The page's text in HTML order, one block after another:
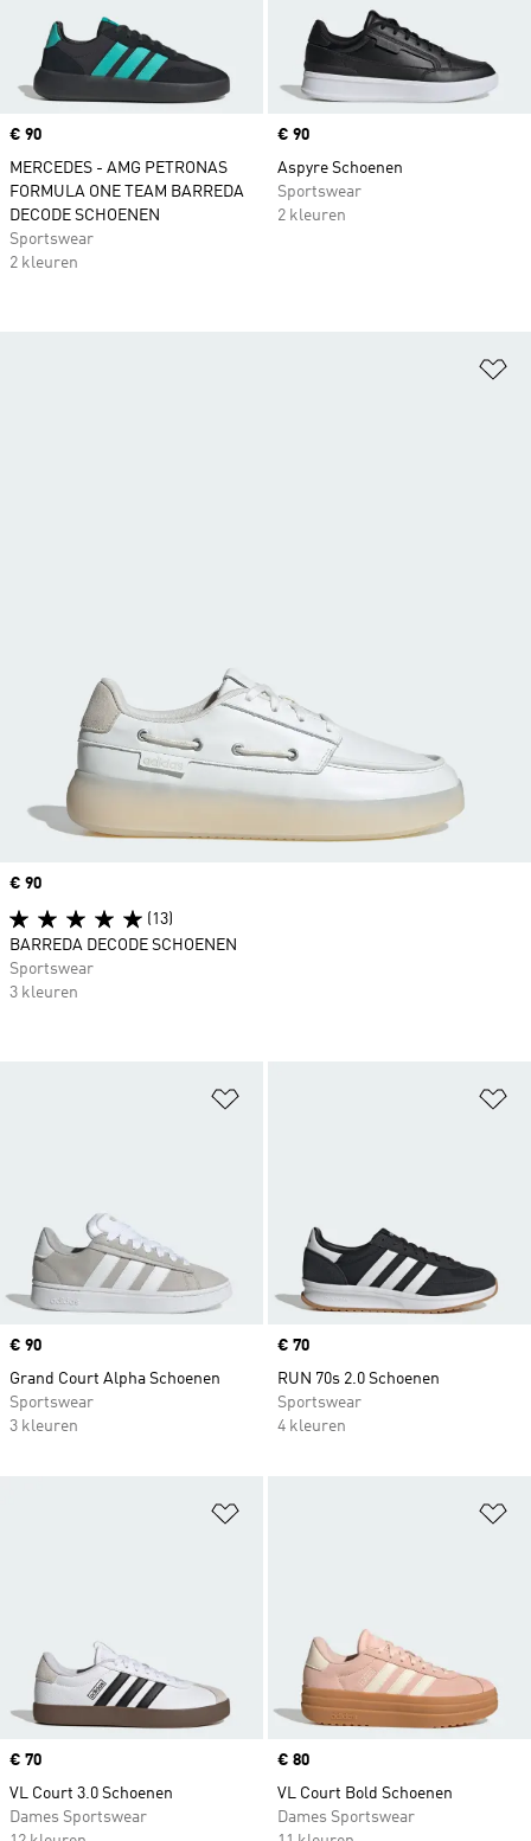
Price
€ 90
MERCEDES - AMG PETRONAS
FORMULA ONE TEAM BARREDA
DECODE SCHOENEN
Sportswear
2 kleuren
Price
€ 90
Aspyre Schoenen
Sportswear
2 kleuren
Price
€ 90
Grand Court Alpha Schoenen
Sportswear
3 kleuren
Price
€ 70
RUN 70s 2.0 Schoenen
Sportswear
4 kleuren
Price
€ 70
VL Court 3.0 Schoenen
Dames Sportswear
Price
€ 80
VL Court Bold Schoenen
Dames Sportswear
Price
€ 90
(13)
BARREDA DECODE SCHOENEN
Sportswear
3 kleuren